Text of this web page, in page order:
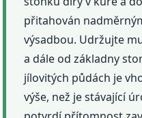
přitahován
výsadbou. Udržujte
a dále od základny
jílovitých půdách je
výše, než je stávající